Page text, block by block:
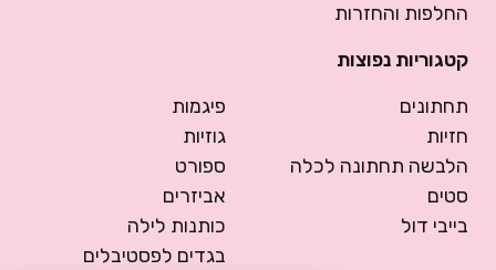
החלפות והחזרות
קטגוריות נפוצות
תחתונים
חזיות
הלבשה תחתונה לכלה
סטים
בייבי דול
פיגמות
גוזיות
ספורט
אביזרים
כותנות לילה
בגדים לפסטיבלים